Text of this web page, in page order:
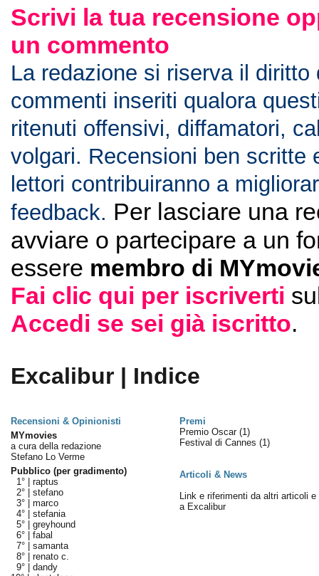
Scrivi la tua recensione
un commento
La redazione si riserva il diritto
commenti inseriti qualora
ritenuti offensivi, diffamatori,
volgari. Recensioni ben scritte
lettori contribuiranno a
feedback. Per lasciare una
avviare o partecipare a un
essere membro di
Fai clic qui per iscriverti
Accedi se sei già iscritto.
Excalibur | Indice
Recensioni & Opinionisti
Premi
MYmovies
a cura della redazione
Stefano Lo Verme
Pubblico (per gradimento)
1° | raptus
2° | stefano
3° | marco
4° | stefania
5° | greyhound
6° | fabal
7° | samanta
8° | renato c.
9° | dandy
Premio Oscar (1)
Festival di Cannes (1)
Articoli & News
Link e riferimenti da altri articoli e
a Excalibur